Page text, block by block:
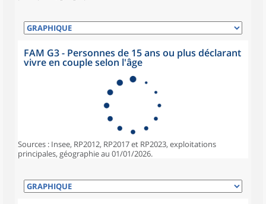
FAM G3 - Personnes de 15 ans ou plus déclarant
vivre en couple selon l'âge
Sources : Insee, RP2012, RP2017 et RP2023, exploitations
principales, géographie au 01/01/2026.